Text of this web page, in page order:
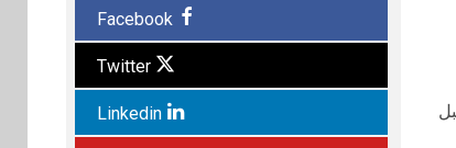
Facebook
Twitter
Linkedin